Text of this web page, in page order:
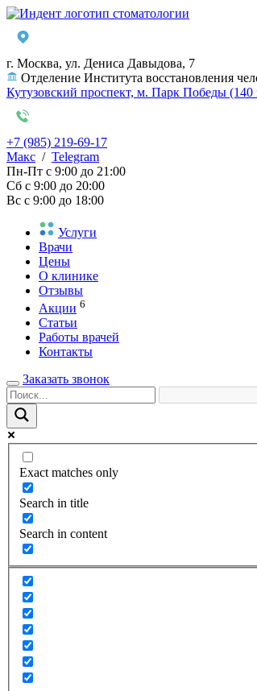
г. Москва, ул. Дениса Давыдова, 7
Отделение Института восстановления
Кутузовский проспект, м. Парк Победы (140
+7 (985) 219-69-17
Макс / Telegram
Пн-Пт с 9:00 до 21:00
Сб с 9:00 до 20:00
Вс с 9:00 до 18:00
Услуги
Врачи
Цены
О клинике
Отзывы
Акции 6
Статьи
Работы врачей
Контакты
Заказать звонок
Exact matches only
Search in title
Search in content